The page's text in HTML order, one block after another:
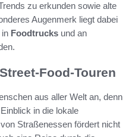
zu erkunden sowie alte
Augenmerk liegt dabei
Foodtrucks und an
Food-Touren
aus aller Welt an, denn
in die lokale
Straßenessen fördert nicht